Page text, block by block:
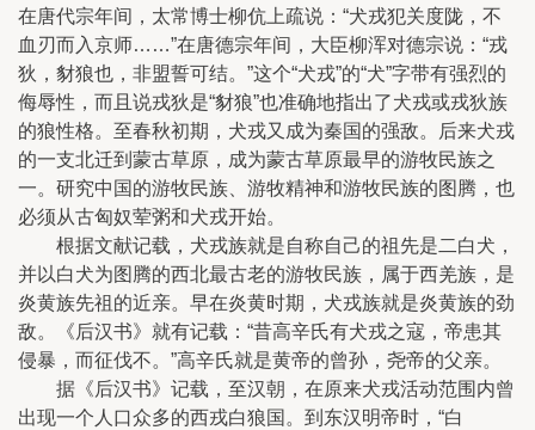
在唐代宗年间，太常博士柳伉上疏说：“犬戎犯关度陇，不
血刃而入京师……”在唐德宗年间，大臣柳浑对德宗说：“戎
狄，豺狼也，非盟誓可结。”这个“犬戎”的“犬”字带有强烈的
侮辱性，而且说戎狄是“豺狼”也准确地指出了犬戎或戎狄族
的狼性格。至春秋初期，犬戎又成为秦国的强敌。后来犬戎
的一支北迁到蒙古草原，成为蒙古草原最早的游牧民族之
一。研究中国的游牧民族、游牧精神和游牧民族的图腾，也
必须从古匈奴荤粥和犬戎开始。
根据文献记载，犬戎族就是自称自己的祖先是二白犬，
并以白犬为图腾的西北最古老的游牧民族，属于西羌族，是
炎黄族先祖的近亲。早在炎黄时期，犬戎族就是炎黄族的劲
敌。《后汉书》就有记载：“昔高辛氏有犬戎之寇，帝患其
侵暴，而征伐不。”高辛氏就是黄帝的曾孙，尧帝的父亲。
据《后汉书》记载，至汉朝，在原来犬戎活动范围内曾
出现一个人口众多的西戎白狼国。到东汉明帝时，“白